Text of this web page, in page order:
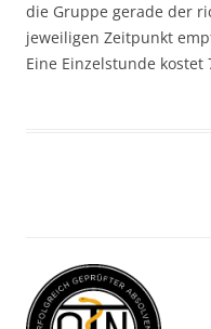
die Gruppe gerade der
jeweiligen Zeitpunkt
Eine Einzelstunde kostet